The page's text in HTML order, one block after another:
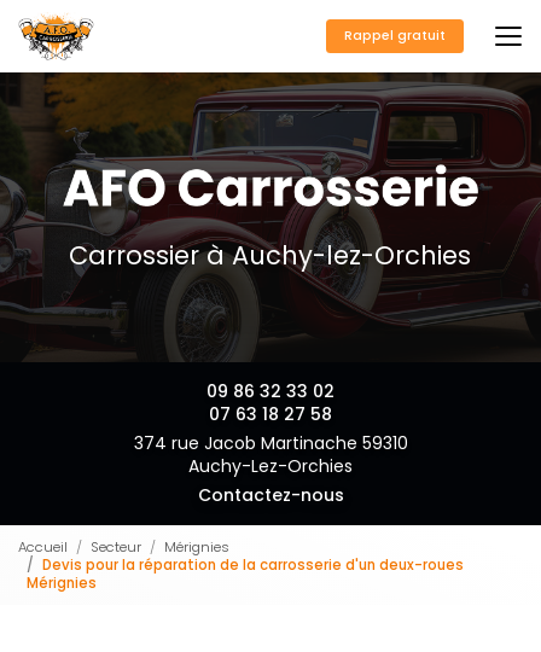
au
contenu
principal
Rappel gratuit
Carrossier à Auchy-lez-Orchies
09 86 32 33 02
07 63 18 27 58
374 rue Jacob Martinache 59310
Auchy-Lez-Orchies
Contactez-nous
Accueil Secteur
Mérignies
Devis pour la réparation de la carrosserie d'un deux-roues
Mérignies